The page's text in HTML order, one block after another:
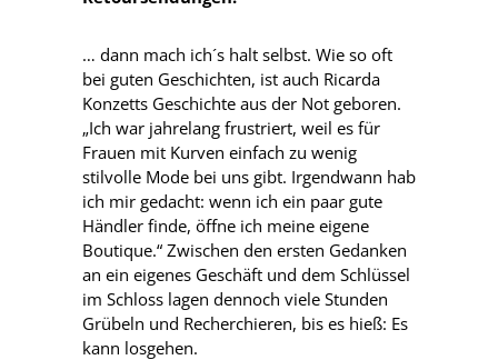
… dann mach ich´s halt selbst. Wie so oft
bei guten Geschichten, ist auch Ricarda
Konzetts Geschichte aus der Not geboren.
„Ich war jahrelang frustriert, weil es für
Frauen mit Kurven einfach zu wenig
stilvolle Mode bei uns gibt. Irgendwann hab
ich mir gedacht: wenn ich ein paar gute
Händler finde, öffne ich meine eigene
Boutique.“ Zwischen den ersten Gedanken
an ein eigenes Geschäft und dem Schlüssel
im Schloss lagen dennoch viele Stunden
Grübeln und Recherchieren, bis es hieß: Es
kann losgehen.